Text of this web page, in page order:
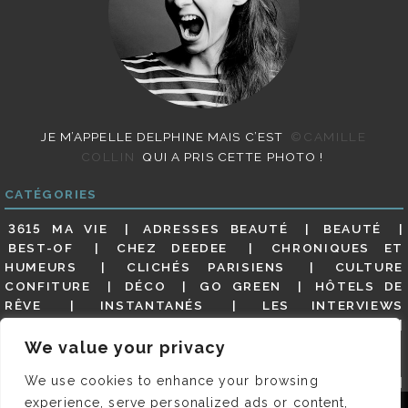
We value your privacy
We use cookies to enhance your browsing
experience, serve personalized ads or content,
JE M’APPELLE DELPHINE MAIS C’EST
©CAMILLE
COLLIN
QUI A PRIS CETTE PHOTO !
CATÉGORIES
3615 MA VIE ADRESSES BEAUTÉ
BEAUTÉ
BEST-OF
CHEZ DEEDEE
CHRONIQUES ET
HUMEURS
CLICHÉS PARISIENS
CULTURE
CONFITURE
DÉCO GO GREEN
HÔTELS DE
RÊVE
INSTANTANÉS
LES INTERVIEWS
MES ADRESSES
MODE NON CLASSÉ
GUIDE
PARIS EN PHOTOS
RESTAURANTS
REVUE DE PRESSE DÉTAILLÉE, SIOU PLAIT